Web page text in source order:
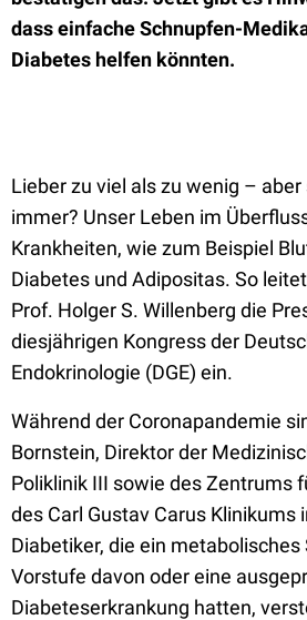
dasseinfache Schnupfen-
Diabetes helfen könnten.
Lieber zu viel als zu wenig –
immer? Unser Leben im
Krankheiten, wie zum Beispiel
Diabetes und Adipositas. So
Prof. Holger S. Willenberg die
diesjährigen Kongress der
Endokrinologie (DGE) ein.
Während der Coronapandemie
Bornstein, Direktor der
Poliklinik III sowie des Zentrums
des Carl Gustav Carus Klinikums
Diabetiker, die ein metabolisches
Vorstufe davon oder eine
Diabeteserkrankung hatten,